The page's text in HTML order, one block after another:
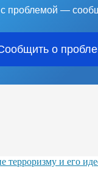
с проблемой —
о